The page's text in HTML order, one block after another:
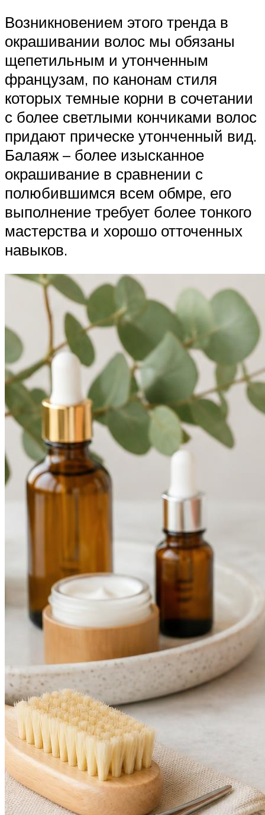
Возникновением этого тренда в
окрашивании волос мы обязаны
щепетильным и утонченным
французам, по канонам стиля
которых темные корни в сочетании
с более светлыми кончиками волос
придают прическе утонченный вид.
Балаяж – более изысканное
окрашивание в сравнении с
полюбившимся всем обмре, его
выполнение требует более тонкого
мастерства и хорошо отточенных
навыков.